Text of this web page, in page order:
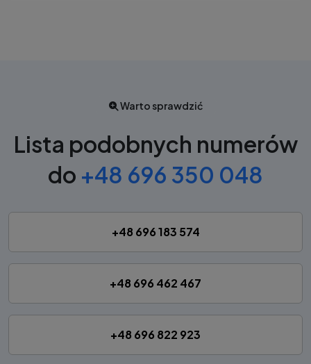
Warto sprawdzić
Lista podobnych numerów
do +48 696 350 048
+48 696 183 574
+48 696 462 467
+48 696 822 923